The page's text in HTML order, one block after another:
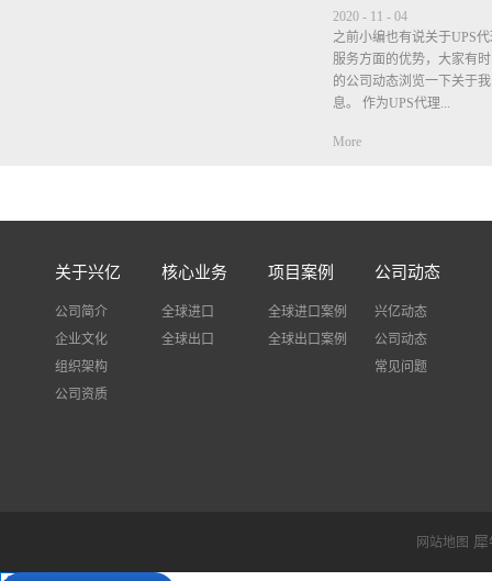
2020 - 11 - 04
之前小编也有说关于UPS
服务方面的优势，大家有
的公司动态浏览一下关于
息。 作为UPS代理...
个税金是客户需自觉承担
进口税费，我司只是垫付.
自己去查件出现问题很多
事，而我司不需要客户自
More
关于兴亿
公司简介
企业文化
组织架构
公司资质
核心业务
全球进口
全球出口
项目案例
全球进口案例
全球出口案例
公司动态
兴亿动态
公司动态
常见问题
网站地图